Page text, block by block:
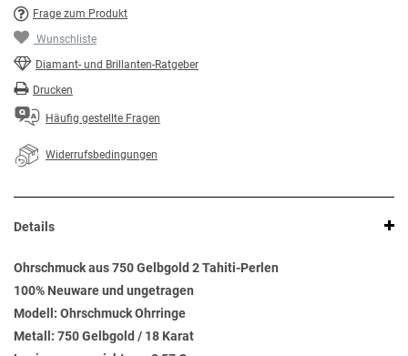
Frage zum Produkt
Wunschliste
Diamant- und Brillanten-Ratgeber
Drucken
Häufig gestellte Fragen
Widerrufsbedingungen
Details
Ohrschmuck aus 750 Gelbgold 2 Tahiti-Perlen
100% Neuware und ungetragen
Modell: Ohrschmuck Ohrringe
Metall: 750 Gelbgold / 18 Karat